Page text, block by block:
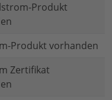
Produkt
Produkt vorhanden
Zertifikat